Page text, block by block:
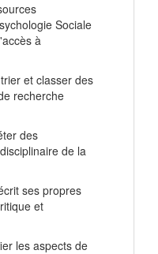
Sociale
à
et classer des
recherche
des
de la
ses propres
et
les aspects de